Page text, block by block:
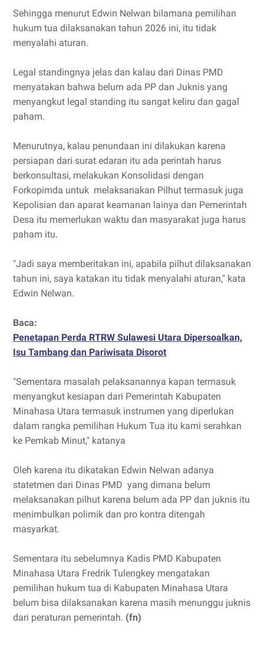
Sehingga menurut Edwin Nelwan bilamana pemilihan
hukum tua dilaksanakan tahun 2026 ini, itu tidak
menyalahi aturan.
Legal standingnya jelas dan kalau dari Dinas PMD
menyatakan bahwa belum ada PP dan Juknis yang
menyangkut legal standing itu sangat keliru dan gagal
paham.
Menurutnya, kalau penundaan ini dilakukan karena
persiapan dari surat edaran itu ada perintah harus
berkonsultasi, melakukan Konsolidasi dengan
Forkopimda untuk melaksanakan Pilhut termasuk juga
Kepolisian dan aparat keamanan lainya dan Pemerintah
Desa itu memerlukan waktu dan masyarakat juga harus
paham itu.
"Jadi saya memberitakan ini, apabila pilhut dilaksanakan
tahun ini, saya katakan itu tidak menyalahi aturan," kata
Edwin Nelwan.
Baca:
Penetapan Perda RTRW Sulawesi Utara Dipersoalkan,
Isu Tambang dan Pariwisata Disorot
"Sementara masalah pelaksanannya kapan termasuk
menyangkut kesiapan dari Pemerintah Kabupaten
Minahasa Utara termasuk instrumen yang diperlukan
dalam rangka pemilihan Hukum Tua itu kami serahkan
ke Pemkab Minut," katanya
Oleh karena itu dikatakan Edwin Nelwan adanya
statetmen dari Dinas PMD yang dimana belum
melaksanakan pilhut karena belum ada PP dan juknis itu
menimbulkan polimik dan pro kontra ditengah
masyarkat.
Sementara itu sebelumnya Kadis PMD Kabupaten
Minahasa Utara Fredrik Tulengkey mengatakan
pemilihan hukum tua di Kabupaten Minahasa Utara
belum bisa dilaksanakan karena masih menunggu juknis
dari peraturan pemerintah. (fn)